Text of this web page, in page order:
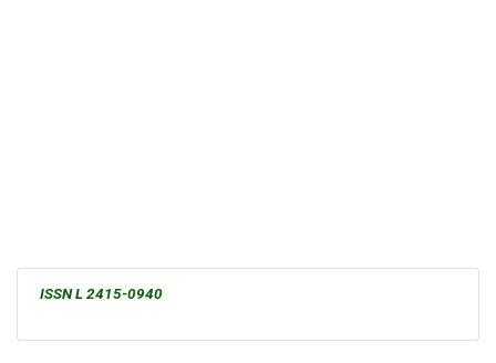
ISSN L 2415-0940